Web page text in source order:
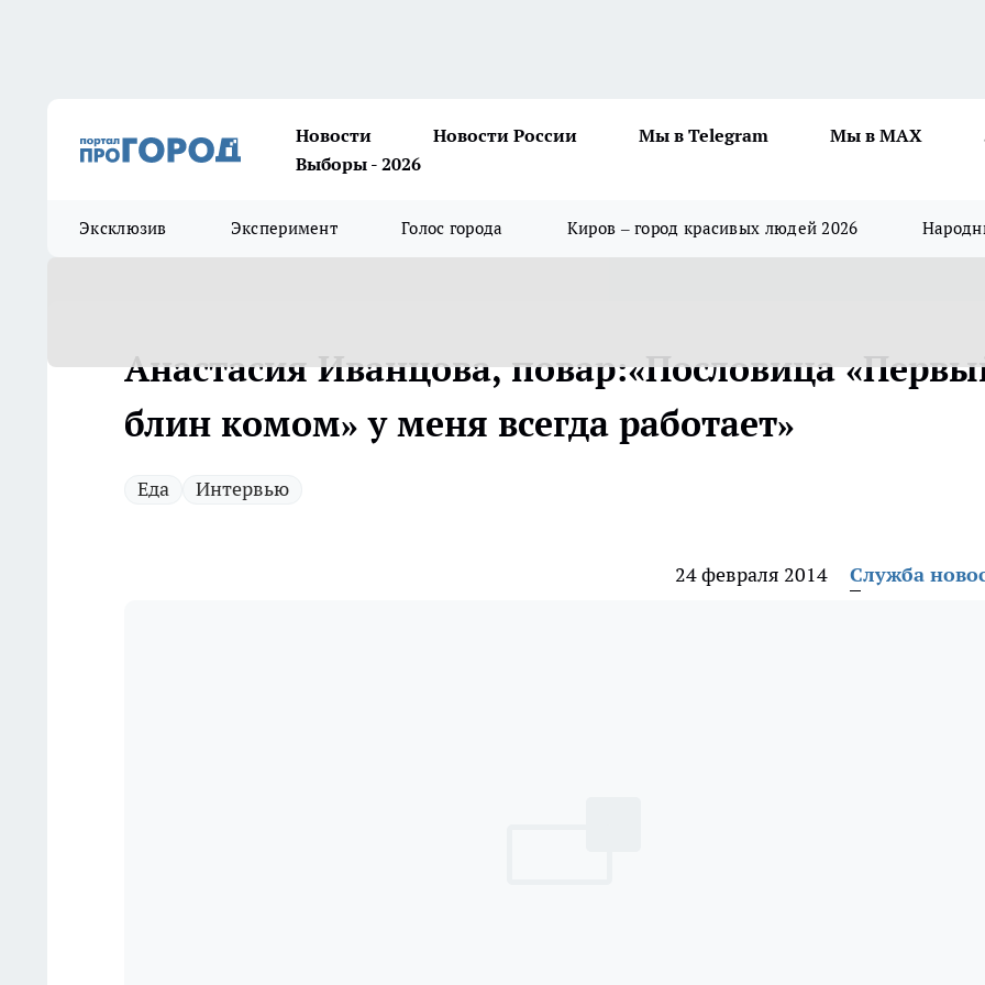
Новости Новости России Мы в Telegram Мы в MAX
Выборы - 2026
Эксклюзив Эксперимент Голос города Киров – город красивых людей 2026
Анастасия Иванцова, повар:«Пословица
блин комом» у меня всегда работает»
Еда Интервью
24 февраля 2014 Служба